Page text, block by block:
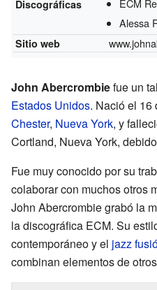
Discográficas
Alessa
Sitio web
John Abercrombiefue un
Estados Unidos. Nació el 16
Chester, Nueva York, y
Cortland, Nueva York,
Fue muy conocido por su
colaborar con muchos otros
John Abercrombie grabó la
la discográfica ECM. Su
contemporáneo y el jazz
combinan elementos de